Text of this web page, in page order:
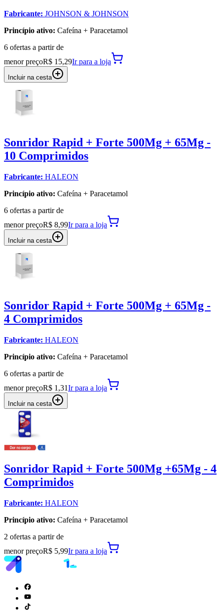
Fabricante: JOHNSON & JOHNSON
Princípio ativo: Cafeína + Paracetamol
6 ofertas a partir de
menor preçoR$ 15,29Ir para a loja
Incluir na cesta
Sonridor Rapid + Forte 500Mg + 65Mg -
10 Comprimidos
Fabricante: HALEON
Princípio ativo: Cafeína + Paracetamol
6 ofertas a partir de
menor preçoR$ 8,99Ir para a loja
Incluir na cesta
Sonridor Rapid + Forte 500Mg + 65Mg -
4 Comprimidos
Fabricante: HALEON
Princípio ativo: Cafeína + Paracetamol
6 ofertas a partir de
menor preçoR$ 1,31Ir para a loja
Incluir na cesta
Sonridor Rapid + Forte 500Mg +65Mg - 4
Comprimidos
Fabricante: HALEON
Princípio ativo: Cafeína + Paracetamol
2 ofertas a partir de
menor preçoR$ 5,99Ir para a loja